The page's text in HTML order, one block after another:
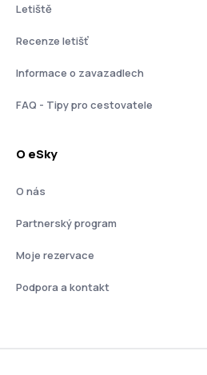
Letiště
Recenze letišť
Informace o zavazadlech
FAQ - Tipy pro cestovatele
O eSky
O nás
Partnerský program
Moje rezervace
Podpora a kontakt